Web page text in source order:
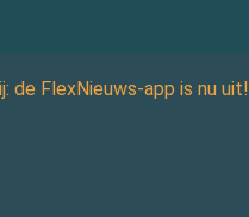
de FlexNieuws-app is nu uit!